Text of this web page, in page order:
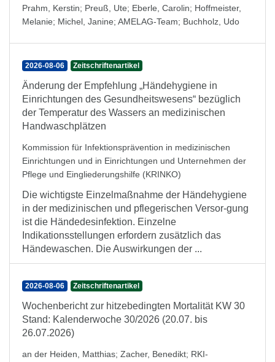
Prahm, Kerstin; Preuß, Ute; Eberle, Carolin; Hoffmeister,
Melanie; Michel, Janine; AMELAG-Team; Buchholz, Udo
2026-08-06 Zeitschriftenartikel
Änderung der Empfehlung „Händehygiene in
Einrichtungen des Gesundheitswesens“ bezüglich
der Temperatur des Wassers an medizinischen
Handwaschplätzen
Kommission für Infektionsprävention in medizinischen
Einrichtungen und in Einrichtungen und Unternehmen der
Pflege und Eingliederungshilfe (KRINKO)
Die wichtigste Einzelmaßnahme der Händehygiene
in der medizinischen und pflegerischen Versor-gung
ist die Händedesinfektion. Einzelne
Indikationsstellungen erfordern zusätzlich das
Händewaschen. Die Auswirkungen der ...
2026-08-06 Zeitschriftenartikel
Wochenbericht zur hitzebedingten Mortalität KW 30
Stand: Kalenderwoche 30/2026 (20.07. bis
26.07.2026)
an der Heiden, Matthias; Zacher, Benedikt; RKI-